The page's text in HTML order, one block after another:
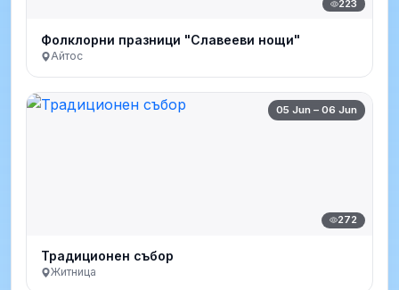
223
Фолклорни празници "Славееви нощи"
Айтос
05 Jun – 06 Jun
272
Традиционен събор
Житница